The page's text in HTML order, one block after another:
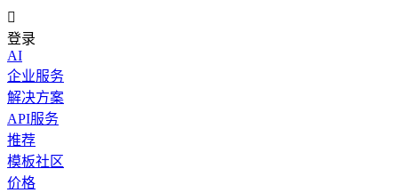

登录
AI
企业服务
解决方案
API服务
推荐
模板社区
价格